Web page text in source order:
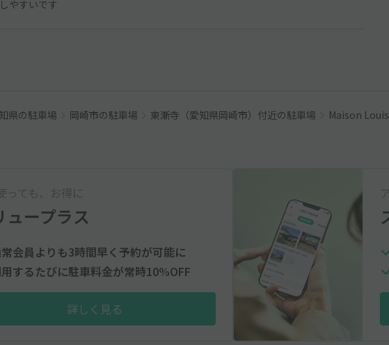
やすいです
県の駐車場 岡崎市の駐車場 東漸寺（愛知県岡崎市）付近の駐車場 Maison
っても、お得に
ュープラス
会員よりも3時間早く予約が可能に
するたびに駐車料金が常時10%OFF
詳しく見る